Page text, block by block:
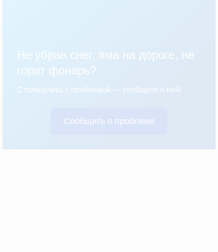
Не убран снег, яма на дороге, не
горит фонарь?
Столкнулись с проблемой — сообщите о ней!
Сообщить о проблеме